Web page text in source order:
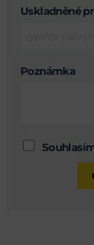
Uskladněné
Poznámka